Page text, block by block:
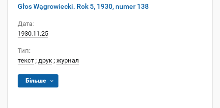
Głos Wągrowiecki. Rok 5, 1930, numer 138
Дата:
1930.11.25
Тип:
текст ; друк ; журнал
Більше